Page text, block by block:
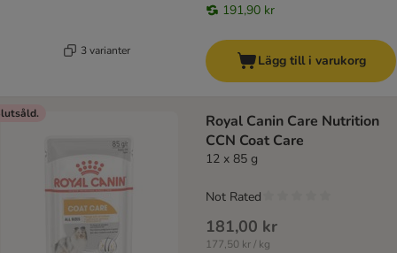
3 varianter
191,90 kr
Lägg till i varukorg
Royal Canin Care Nutrition
CCN Coat Care
12 x 85 g
181,00 kr
177,50 kr / kg
Not Rated